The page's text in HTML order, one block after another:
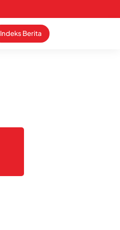
Indeks Berita